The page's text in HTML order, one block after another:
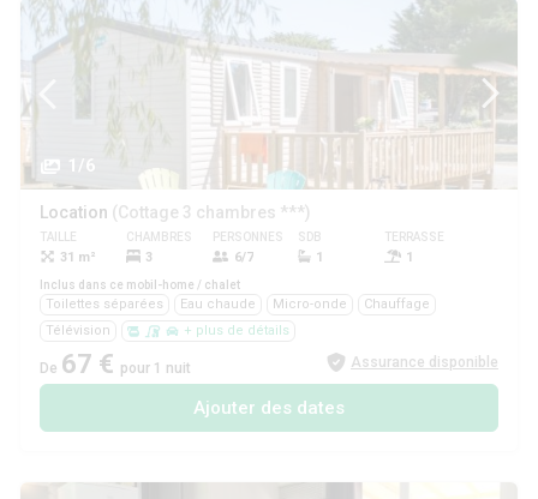
1/6
Location (Cottage 3 chambres ***)
TAILLE
31 m²
CHAMBRES
3
PERSONNES
6/7
SDB
1
TERRASSE
1
Inclus dans ce mobil-home / chalet
Toilettes séparées Eau chaude Micro-onde
Chauffage
Télévision
+ plus de détails
De 67 € pour 1 nuit Assurance disponible
Ajouter des dates